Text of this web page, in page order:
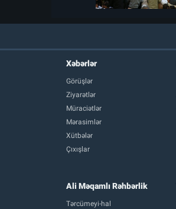
Xəbərlər
Görüşlər
Ziyarətlər
Müraciətlər
Mərasimlər
Xütbələr
Çıxışlar
Ali Məqamlı Rəhbərlik
Tərcümeyi-hal